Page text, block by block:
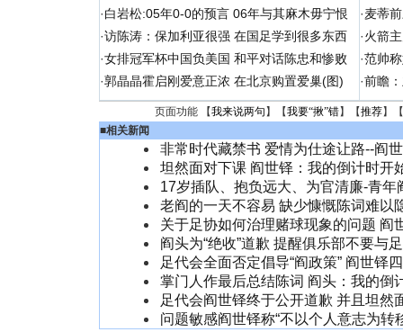
·白岩松:05年0-0的预言 06年与其麻木毋宁恨
·访陈涛：保加利亚很强 在国足学到很多东西
·女排冠军杯中国负美国 和平对话陈忠和惨败
·郭晶晶霍启刚爱意正浓 在北京购置爱巢(图)
·麦蒂
·火箭
·范帅
·前瞻
页面功能 【我来说两句 】【我要“揪”错】【推荐】
■相关新闻
非常时代藏禁书 爱情为仕途让路--阎
坦然面对下课 阎世铎：我的倒计时开
17岁插队、抱负远大、为官清廉-青年
老阎的一天不容易 缺少慷慨陈词难以
关于足协如何治理赌球现象的问题 阎
阎头为“绝收”道歉 提醒俱乐部不要与
足代会全面否定倡导“阎政策” 阎世铎
掌门人作最后总结陈词 阎头：我的倒
足代会阎世铎终于公开道歉 并且坦然
问题敏感阎世铎称“不以个人意志为转